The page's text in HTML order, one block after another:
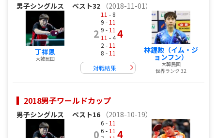
男子シングルス ベスト32 （2018-11-01）
丁祥恩
大韓民国
2
11 - 8
9 - 11
9 - 11
11 - 4
2 - 11
8 - 11
4
対戦結果
林鐘勲（イム・ジ
ョンフン）
大韓民国
世界ランク 32
2018男子ワールドカップ
男子シングルス ベスト16 （2018-10-19）
0
6 - 11
6 - 11 4